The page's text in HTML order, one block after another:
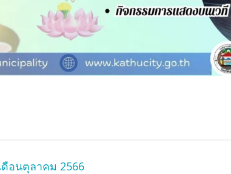
อนตุลาคม 2566